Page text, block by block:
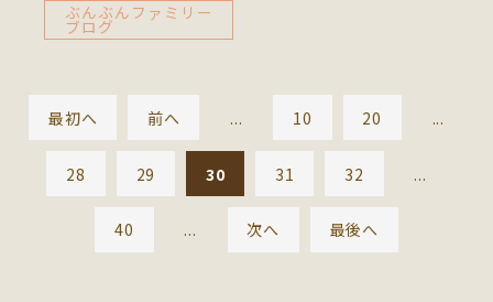
ぶんぶんファミリー
ブログ
最初へ 前へ ... 10 20 ...
28 29 30 31 32 ...
40 ... 次へ 最後へ